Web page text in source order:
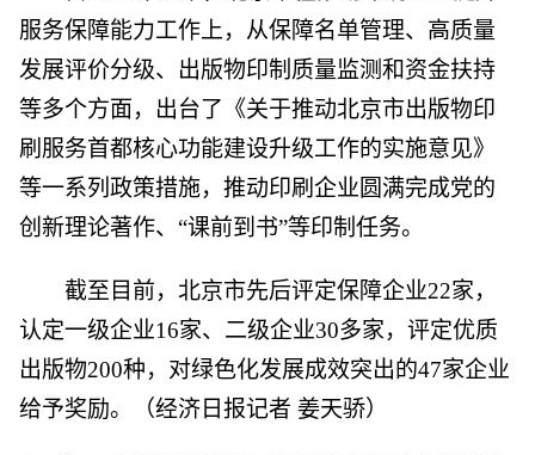
服务保障能力工作上，从保障名单管理、高质量
发展评价分级、出版物印制质量监测和资金扶持
等多个方面，出台了《关于推动北京市出版物印
刷服务首都核心功能建设升级工作的实施意见》
等一系列政策措施，推动印刷企业圆满完成党的
创新理论著作、“课前到书”等印制任务。
截至目前，北京市先后评定保障企业22家，
认定一级企业16家、二级企业30多家，评定优质
出版物200种，对绿色化发展成效突出的47家企业
给予奖励。（经济日报记者 姜天骄）